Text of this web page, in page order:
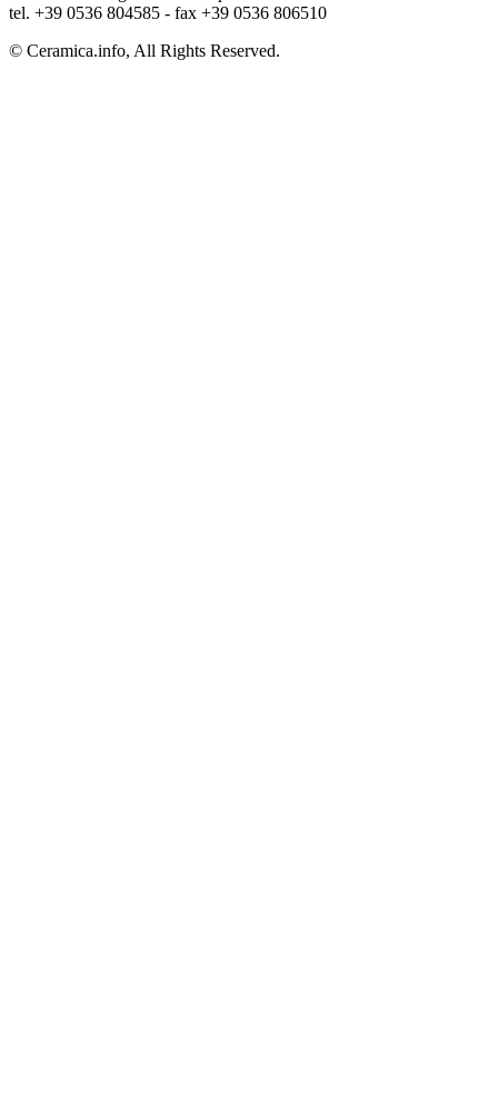
tel. +39 0536 804585 - fax +39 0536 806510
© Ceramica.info, All Rights Reserved.